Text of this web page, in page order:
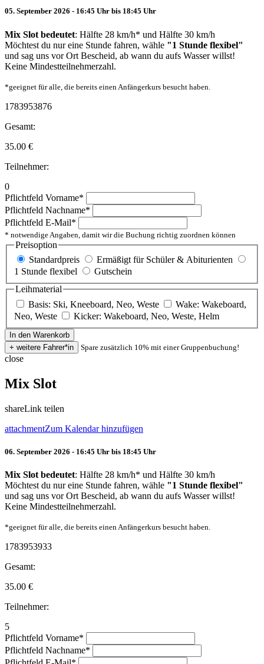
05. September 2026 - 16:45 Uhr bis 18:45 Uhr
Mix Slot bedeutet: Hälfte 28 km/h* und Hälfte 30 km/h
Möchtest du nur eine Stunde fahren, wähle "1 Stunde flexibel"
und sag uns vor Ort Bescheid, ab wann du aufs Wasser willst!
Keine Mindestteilnehmerzahl.
*geeignet für alle, die bereits einen Anfängerkurs besucht haben.
1783953876
Gesamt:
35.00 €
Teilnehmer:
0
Pflichtfeld Vorname*
Pflichtfeld Nachname*
Pflichtfeld E-Mail*
* notwendige Angaben, damit wir die Buchung richtig zuordnen können
Preisoption
Standardpreis
Ermäßigt für Schüler & Abiturienten
1 Stunde flexibel
Gutschein
Leihmaterial
Basis: Ski, Kneeboard, Neo, Weste
Wake: Wakeboard,
Neo, Weste
Kicker: Wakeboard, Neo, Weste, Helm
Spare zusätzlich 10% mit einer Gruppenbuchung!
close
Mix Slot
shareLink teilen
attachmentZum Kalendar hinzufügen
06. September 2026 - 16:45 Uhr bis 18:45 Uhr
Mix Slot bedeutet: Hälfte 28 km/h* und Hälfte 30 km/h
Möchtest du nur eine Stunde fahren, wähle "1 Stunde flexibel"
und sag uns vor Ort Bescheid, ab wann du aufs Wasser willst!
Keine Mindestteilnehmerzahl.
*geeignet für alle, die bereits einen Anfängerkurs besucht haben.
1783953933
Gesamt:
35.00 €
Teilnehmer:
5
Pflichtfeld Vorname*
Pflichtfeld Nachname*